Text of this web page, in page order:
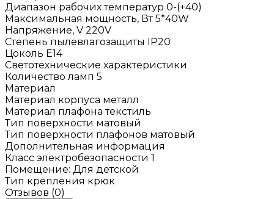
Диапазон рабочих температур 0-(+40)
Максимальная мощность, Вт 5*40W
Напряжение, V 220V
Степень пылевлагозащиты IP20
Цоколь E14
Светотехнические характеристики
Количество ламп 5
Материал
Материал корпуса металл
Материал плафона текстиль
Тип поверхности матовый
Тип поверхности плафонов матовый
Дополнительная информация
Класс электробезопасности 1
Помещение: Для детской
Тип крепления крюк
Отзывов (0)